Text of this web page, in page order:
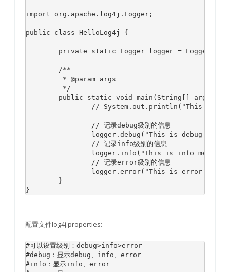
import org.apache.log4j.Logger;
public class HelloLog4j {
}
配置文件log4j.properties:
#可以设置级别：debug>info>error
#debug：显示debug、info、error
#info：显示info、error